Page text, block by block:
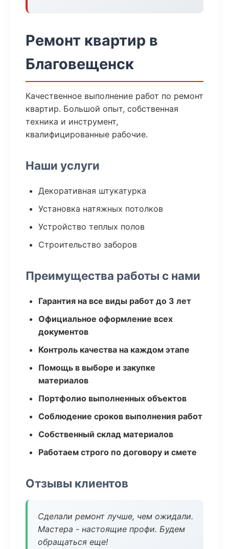
Ремонт квартир в
Благовещенск
Качественное выполнение работ по ремонт
квартир. Большой опыт, собственная
техника и инструмент,
квалифицированные рабочие.
Наши услуги
Декоративная штукатурка
Установка натяжных потолков
Устройство теплых полов
Строительство заборов
Преимущества работы с нами
Гарантия на все виды работ до 3 лет
Официальное оформление всех
документов
Контроль качества на каждом этапе
Помощь в выборе и закупке
материалов
Портфолио выполненных объектов
Соблюдение сроков выполнения работ
Собственный склад материалов
Работаем строго по договору и смете
Отзывы клиентов
Сделали ремонт лучше, чем ожидали.
Мастера - настоящие профи. Будем
обращаться еще!